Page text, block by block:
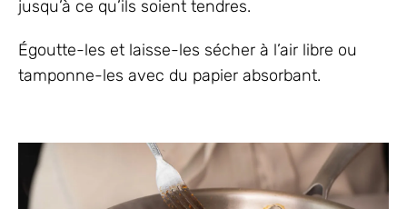
jusqu’à ce qu’ils soient tendres.
Égoutte-les et laisse-les sécher à l’air libre ou
tamponne-les avec du papier absorbant.